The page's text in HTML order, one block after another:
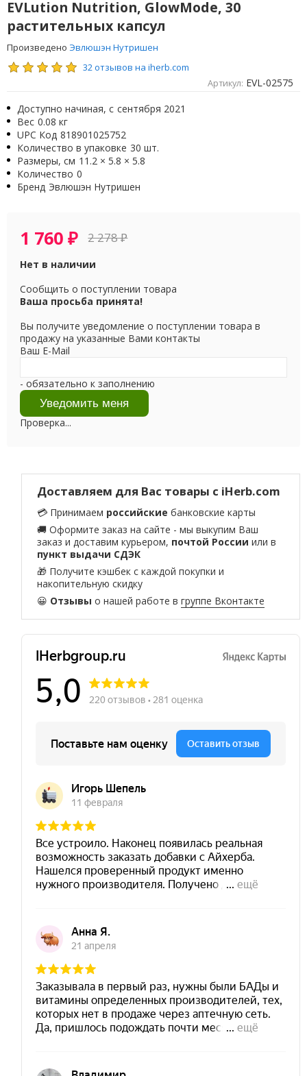
EVLution Nutrition, GlowMode, 30
растительных капсул
Произведено Эвлюшэн Нутришен
32 отзывов на iherb.com
Артикул: EVL-02575
Доступно начиная, с сентября 2021
Вес 0.08 кг
UPC Код 818901025752
Количество в упаковке 30 шт.
Размеры, см 11.2 × 5.8 × 5.8
Количество 0
Бренд Эвлюшэн Нутришен
1 760₽ 2 278₽
Нет в наличии
Сообщить о поступлении товара
Ваша просьба принята!
Вы получите уведомление о поступлении товара в
продажу на указанные Вами контакты
Ваш E-Mail
- обязательно к заполнению
Проверка...
Доставляем для Вас товары с iHerb.com
💳 Принимаем российские банковские карты
🚚 Оформите заказ на сайте - мы выкупим Ваш
заказ и доставим курьером, почтой России или в
пункт выдачи СДЭК
🎁 Получите кэшбек с каждой покупки и
накопительную скидку
😀 Отзывы о нашей работе вгруппе Вконтакте